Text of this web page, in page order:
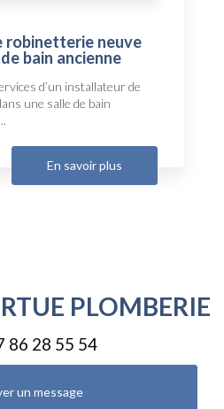
robinetterie neuve
bain ancienne
d’un installateur de
une salle de bain
En savoir plus
PLOMBERIE
86 28 55 54
un message